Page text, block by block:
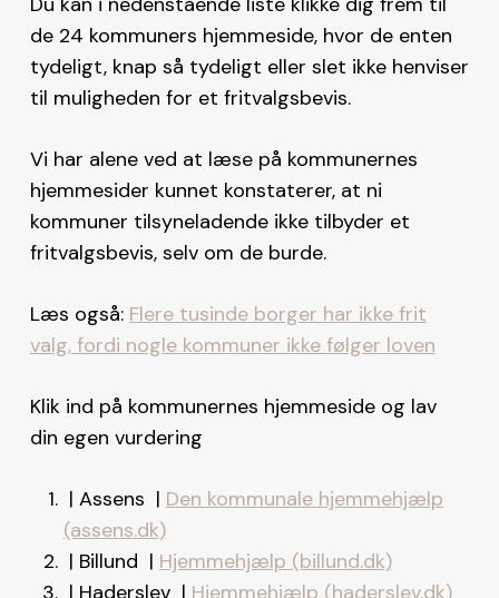
de 24 kommuners hjemmeside, hvor de enten
tydeligt, knap så tydeligt eller slet ikke henviser
til muligheden for et fritvalgsbevis.
Vi har alene ved at læse på kommunernes
hjemmesider kunnet konstaterer, at ni
kommuner tilsyneladende ikke tilbyder et
fritvalgsbevis, selv om de burde.
Læs også: Flere tusinde borger har ikke frit
valg, fordi nogle kommuner ikke følger loven
Klik ind på kommunernes hjemmeside og lav
din egen vurdering
| Assens | Den kommunale hjemmehjælp
(assens.dk)
| Billund | Hjemmehjælp (billund.dk)
| Haderslev | Hjemmehjælp (haderslev.dk)